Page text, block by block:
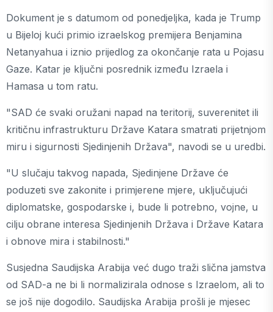
Dokument je s datumom od ponedjeljka, kada je Trump
u Bijeloj kući primio izraelskog premijera Benjamina
Netanyahua i iznio prijedlog za okončanje rata u Pojasu
Gaze. Katar je ključni posrednik između Izraela i
Hamasa u tom ratu.
"SAD će svaki oružani napad na teritorij, suverenitet ili
kritičnu infrastrukturu Države Katara smatrati prijetnjom
miru i sigurnosti Sjedinjenih Država", navodi se u uredbi.
"U slučaju takvog napada, Sjedinjene Države će
poduzeti sve zakonite i primjerene mjere, uključujući
diplomatske, gospodarske i, bude li potrebno, vojne, u
cilju obrane interesa Sjedinjenih Država i Države Katara
i obnove mira i stabilnosti."
Susjedna Saudijska Arabija već dugo traži slična jamstva
od SAD-a ne bi li normalizirala odnose s Izraelom, ali to
se još nije dogodilo. Saudijska Arabija prošli je mjesec